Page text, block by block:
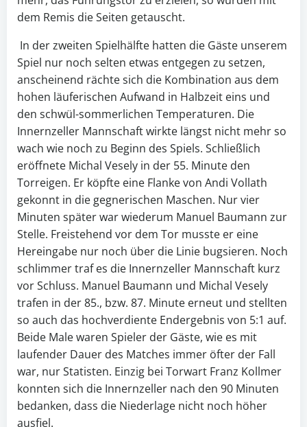
dem Remis die Seiten getauscht.
In der zweiten Spielhälfte hatten die Gäste unserem
Spiel nur noch selten etwas entgegen zu setzen,
anscheinend rächte sich die Kombination aus dem
hohen läuferischen Aufwand in Halbzeit eins und
den schwül-sommerlichen Temperaturen. Die
Innernzeller Mannschaft wirkte längst nicht mehr so
wach wie noch zu Beginn des Spiels. Schließlich
eröffnete Michal Vesely in der 55. Minute den
Torreigen. Er köpfte eine Flanke von Andi Vollath
gekonnt in die gegnerischen Maschen. Nur vier
Minuten später war wiederum Manuel Baumann zur
Stelle. Freistehend vor dem Tor musste er eine
Hereingabe nur noch über die Linie bugsieren. Noch
schlimmer traf es die Innernzeller Mannschaft kurz
vor Schluss. Manuel Baumann und Michal Vesely
trafen in der 85., bzw. 87. Minute erneut und stellten
so auch das hochverdiente Endergebnis von 5:1 auf.
Beide Male waren Spieler der Gäste, wie es mit
laufender Dauer des Matches immer öfter der Fall
war, nur Statisten. Einzig bei Torwart Franz Kollmer
konnten sich die Innernzeller nach den 90 Minuten
bedanken, dass die Niederlage nicht noch höher
ausfiel.